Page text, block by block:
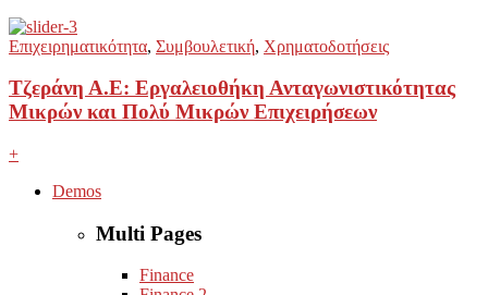
Επιχειρηματικότητα, Συμβουλετική, Χρηματοδοτήσεις
Τζεράνη Α.Ε: Εργαλειοθήκη Ανταγωνιστικότητας
Μικρών και Πολύ Μικρών Επιχειρήσεων
+
Demos
Multi Pages
Finance